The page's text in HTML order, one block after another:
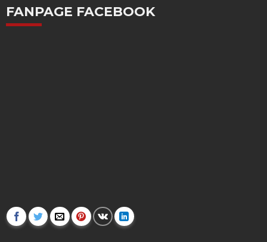
FANPAGE FACEBOOK